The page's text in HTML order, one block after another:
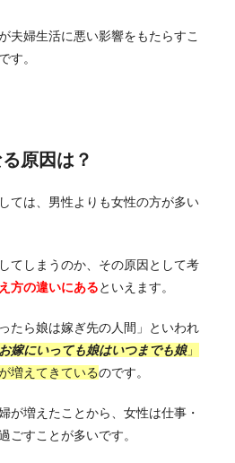
夫婦生活に悪い影響をもたらすこ
す。
原因は？
ては、男性よりも女性の方が多い
てしまうのか、その原因として考
方の違いにあるといえます。
たら娘は嫁ぎ先の人間」といわれ
お嫁にいっても娘はいつまでも娘」
増えてきているのです。
が増えたことから、女性は仕事・
ごすことが多いです。